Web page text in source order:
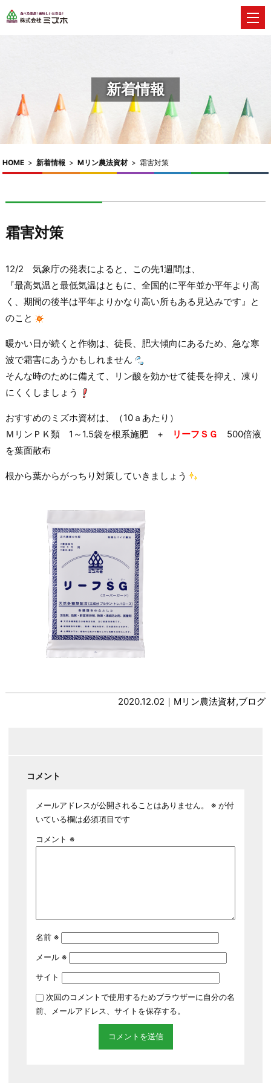
新着情報
HOME > 新着情報 > Mリン農法資材> 霜害対策
霜害対策
12/2 気象庁の発表によると、この先1週間は、
『最高気温と最低気温はともに、全国的に平年並か平年より高
く、期間の後半は平年よりかなり高い所もある見込みです』と
のこと
暖かい日が続くと作物は、徒長、肥大傾向にあるため、急な寒
波で霜害にあうかもしれません
そんな時のために備えて、リン酸を効かせて徒長を抑え、凍り
にくくしましょう
おすすめのミズホ資材は、（10ａあたり）
ＭリンＰＫ類 1～1.5袋を根系施肥 +
リーフＳＧ 500倍液
を葉面散布
根から葉からがっちり対策していきましょう
2020.12.02｜ Mリン農法資材,ブログ
コメント
メールアドレスが公開されることはありません。 ※が付
いている欄は必須項目です
コメント ※
名前 ※
メール ※
サイト
次回のコメントで使用するためブラウザーに自分の名
前、メールアドレス、サイトを保存する。